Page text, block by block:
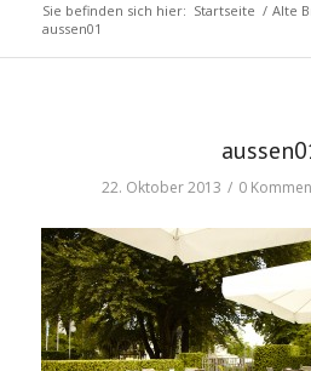
Sie befinden sich hier: Startseite / Alte
aussen01
22. Oktober 2013 / 0